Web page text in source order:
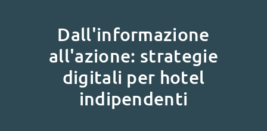
Dall'informazione
all'azione: strategie
digitali per hotel
indipendenti